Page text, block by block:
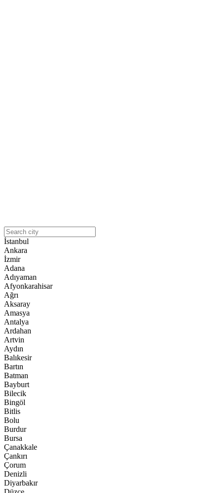
İstanbul
Ankara
İzmir
Adana
Adıyaman
Afyonkarahisar
Ağrı
Aksaray
Amasya
Antalya
Ardahan
Artvin
Aydın
Balıkesir
Bartın
Batman
Bayburt
Bilecik
Bingöl
Bitlis
Bolu
Burdur
Bursa
Çanakkale
Çankırı
Çorum
Denizli
Diyarbakır